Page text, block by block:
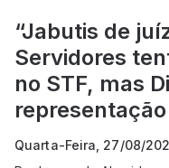
“Jabutis de
Servidores
no STF, mas
representação
Quarta-Feira, 27/08/